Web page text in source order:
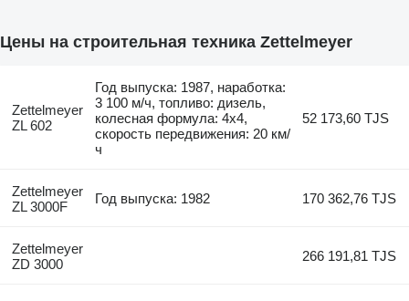
Цены на строительная техника Zettelmeyer
Zettelmeyer
ZL 602
Год выпуска: 1987, наработка:
3 100 м/ч, топливо: дизель,
колесная формула: 4x4,
скорость передвижения: 20 км/
ч
52 173,60 TJS
Zettelmeyer
ZL 3000F
Год выпуска: 1982 170 362,76 TJS
Zettelmeyer
ZD 3000
266 191,81 TJS